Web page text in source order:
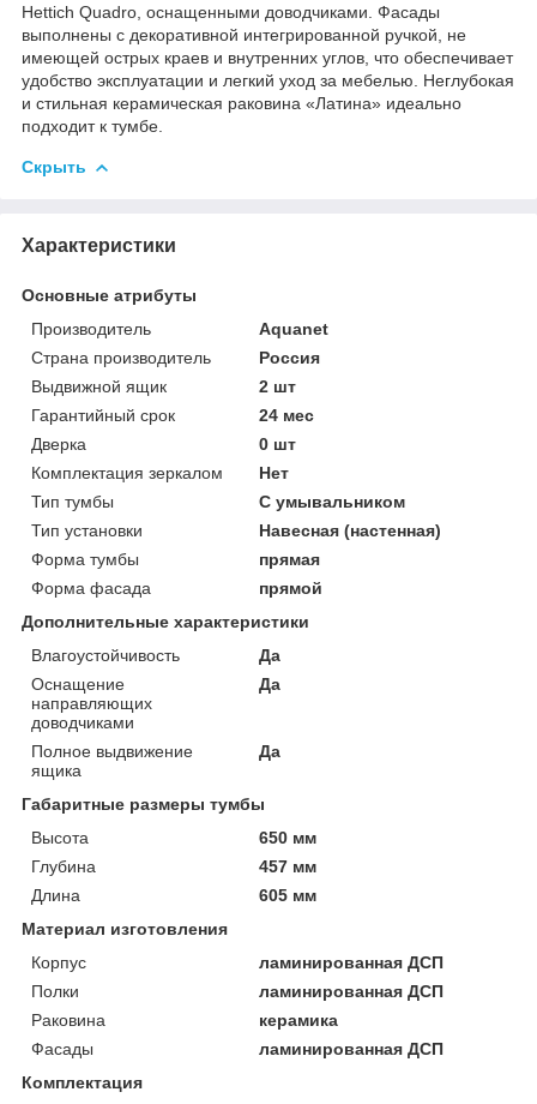
Hettich Quadro, оснащенными доводчиками. Фасады
выполнены с декоративной интегрированной ручкой, не
имеющей острых краев и внутренних углов, что обеспечивает
удобство эксплуатации и легкий уход за мебелью. Неглубокая
и стильная керамическая раковина «Латина» идеально
подходит к тумбе.
Скрыть
Характеристики
Основные атрибуты
Производитель
Aquanet
Страна производитель
Россия
Выдвижной ящик
2 шт
Гарантийный срок
24 мес
Дверка
0 шт
Комплектация зеркалом
Нет
Тип тумбы
С умывальником
Тип установки
Навесная (настенная)
Форма тумбы
прямая
Форма фасада
прямой
Дополнительные характеристики
Влагоустойчивость
Да
Оснащение
направляющих
доводчиками
Да
Полное выдвижение
ящика
Да
Габаритные размеры тумбы
Высота
650 мм
Глубина
457 мм
Длина
605 мм
Материал изготовления
Корпус
ламинированная ДСП
Полки
ламинированная ДСП
Раковина
керамика
Фасады
ламинированная ДСП
Комплектация